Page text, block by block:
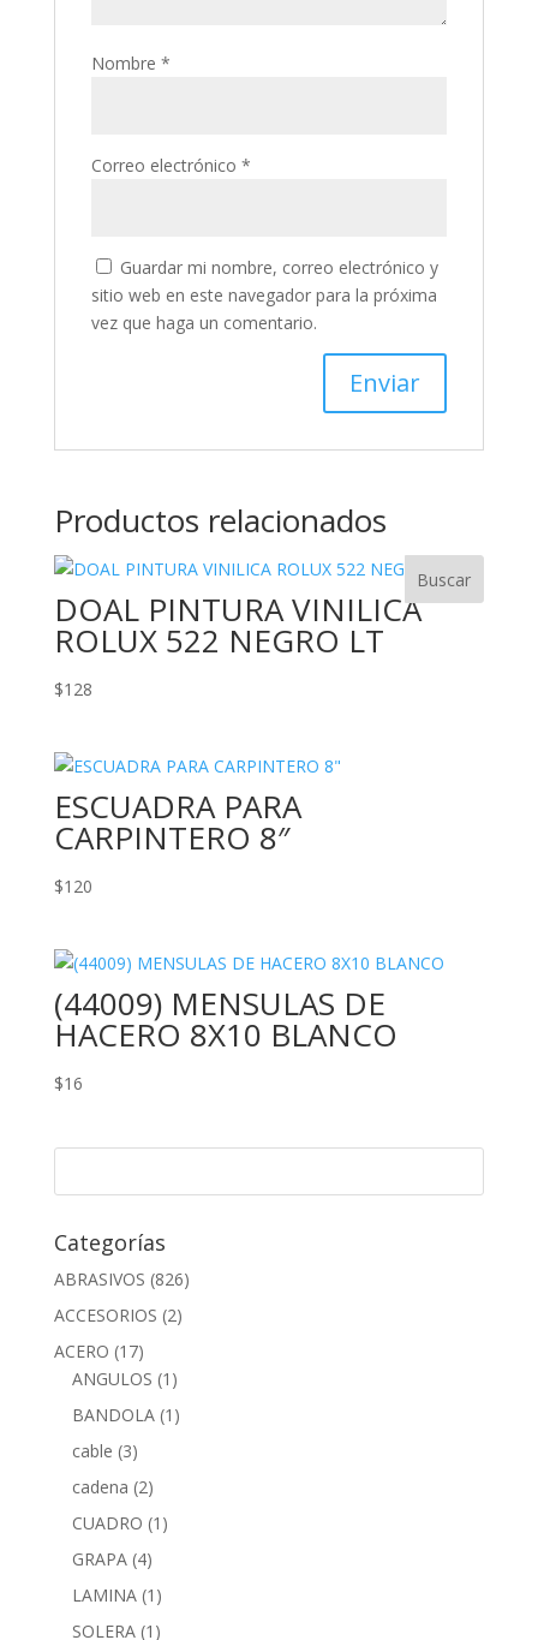
Nombre *
Correo electrónico *
Guardar mi nombre, correo electrónico y
sitio web en este navegador para la próxima
vez que haga un comentario.
Productos relacionados
DOAL PINTURA VINILICA
ROLUX 522 NEGRO LT
$128
ESCUADRA PARA
CARPINTERO 8″
$120
(44009) MENSULAS DE
HACERO 8X10 BLANCO
$16
Categorías
ABRASIVOS (826)
ACCESORIOS (2)
ACERO (17)
ANGULOS (1)
BANDOLA (1)
cable (3)
cadena (2)
CUADRO (1)
GRAPA (4)
LAMINA (1)
SOLERA (1)